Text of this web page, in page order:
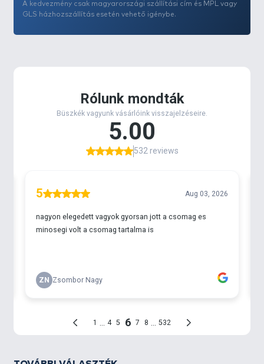
A kedvezmény csak magyarországi szállítási cím és MPL vagy
GLS házhozszállítás esetén vehető igénybe.